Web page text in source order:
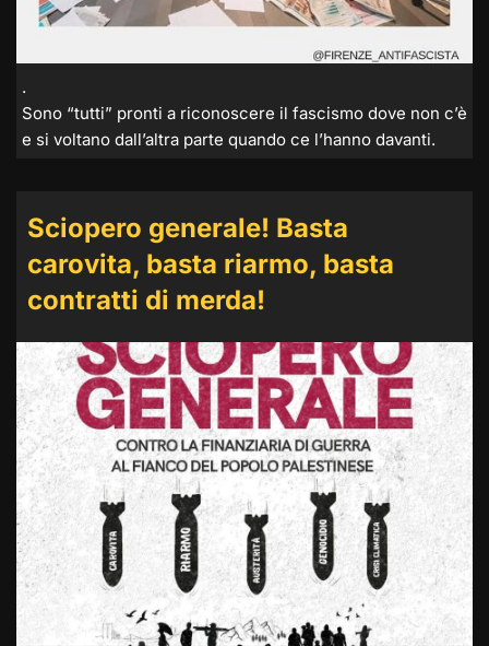
.
Sono “tutti” pronti a riconoscere il fascismo dove non c’è
e si voltano dall’altra parte quando ce l’hanno davanti.
Sciopero generale! Basta
carovita, basta riarmo, basta
contratti di merda!